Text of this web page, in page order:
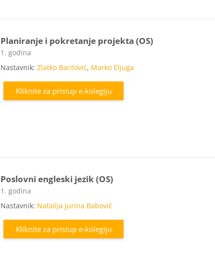
Planiranje i pokretanje projekta (OS)
Kategorija e-kolegija
1. godina
Nastavnik:Zlatko Barilović, Marko Eljuga
Kliknite za pristup e-kolegiju
Poslovni engleski jezik (OS)
Kategorija e-kolegija
1. godina
Nastavnik: Natalija Jurina Babović
Kliknite za pristup e-kolegiju